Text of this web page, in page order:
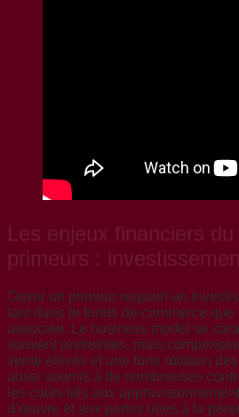
Les enjeux financiers
primeurs :
Ouvrir un primeur requiert un
tant dans le fonds de commerce
associée. Le business model se
souvent restreintes, mais
vente élevés et une forte rotation
aussi soumis à de nombreuses
les coûts liés aux
d’œuvre et aux pertes liées à la